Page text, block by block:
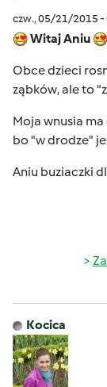
czw., 05/21/2015 -
Witaj Aniu
Obce dzieci
ząbków, ale to
Moja wnusia
bo "w drodze"
Aniu buziaczki
Kocica